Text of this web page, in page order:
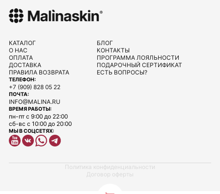
ТЕЛЕФОН:
+7 (909) 828 05 22
ПОЧТА:
INFO@MALINA.RU
ВРЕМЯ РАБОТЫ:
пн-пт с 9:00 до 22:00
сб-вс с 10:00 до 20:00
МЫ В СОЦСЕТЯХ:
КАТАЛОГ
О НАС
ОПЛАТА
ДОСТАВКА
ПРАВИЛА ВОЗВРАТА
БЛОГ
КОНТАКТЫ
ПРОГРАММА ЛОЯЛЬНОСТИ
ПОДАРОЧНЫЙ СЕРТИФИКАТ
ЕСТЬ ВОПРОСЫ?
Политика конфиденциальности
Договор оферты